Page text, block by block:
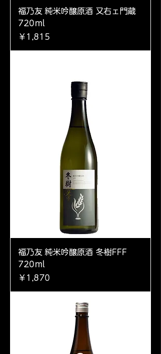
福乃友 純米吟醸原酒 又右ェ門蔵
720ml
価格
￥1,815
福乃友 純米吟醸原酒 冬樹FFF
720ml
価格
￥1,870